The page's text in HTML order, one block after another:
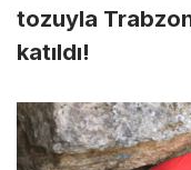
tozuyla
katıldı!